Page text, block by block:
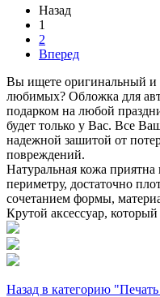
Назад
1
2
Вперед
Вы ищете оригинальный и
любимых? Обложка для
подарком на любой
будет только у Вас. Все
надежной зашитой от
повреждений.
Натуральная кожа
периметру, достаточно
сочетанием формы,
Крутой аксессуар,
Назад в категорию